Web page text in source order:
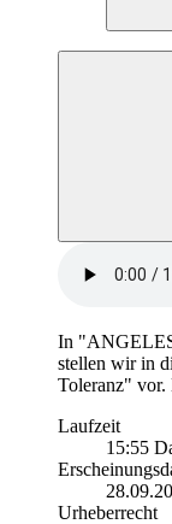
In
stellen wirin
Toleranz" vor.
Laufzeit
15:55
Urheberrecht